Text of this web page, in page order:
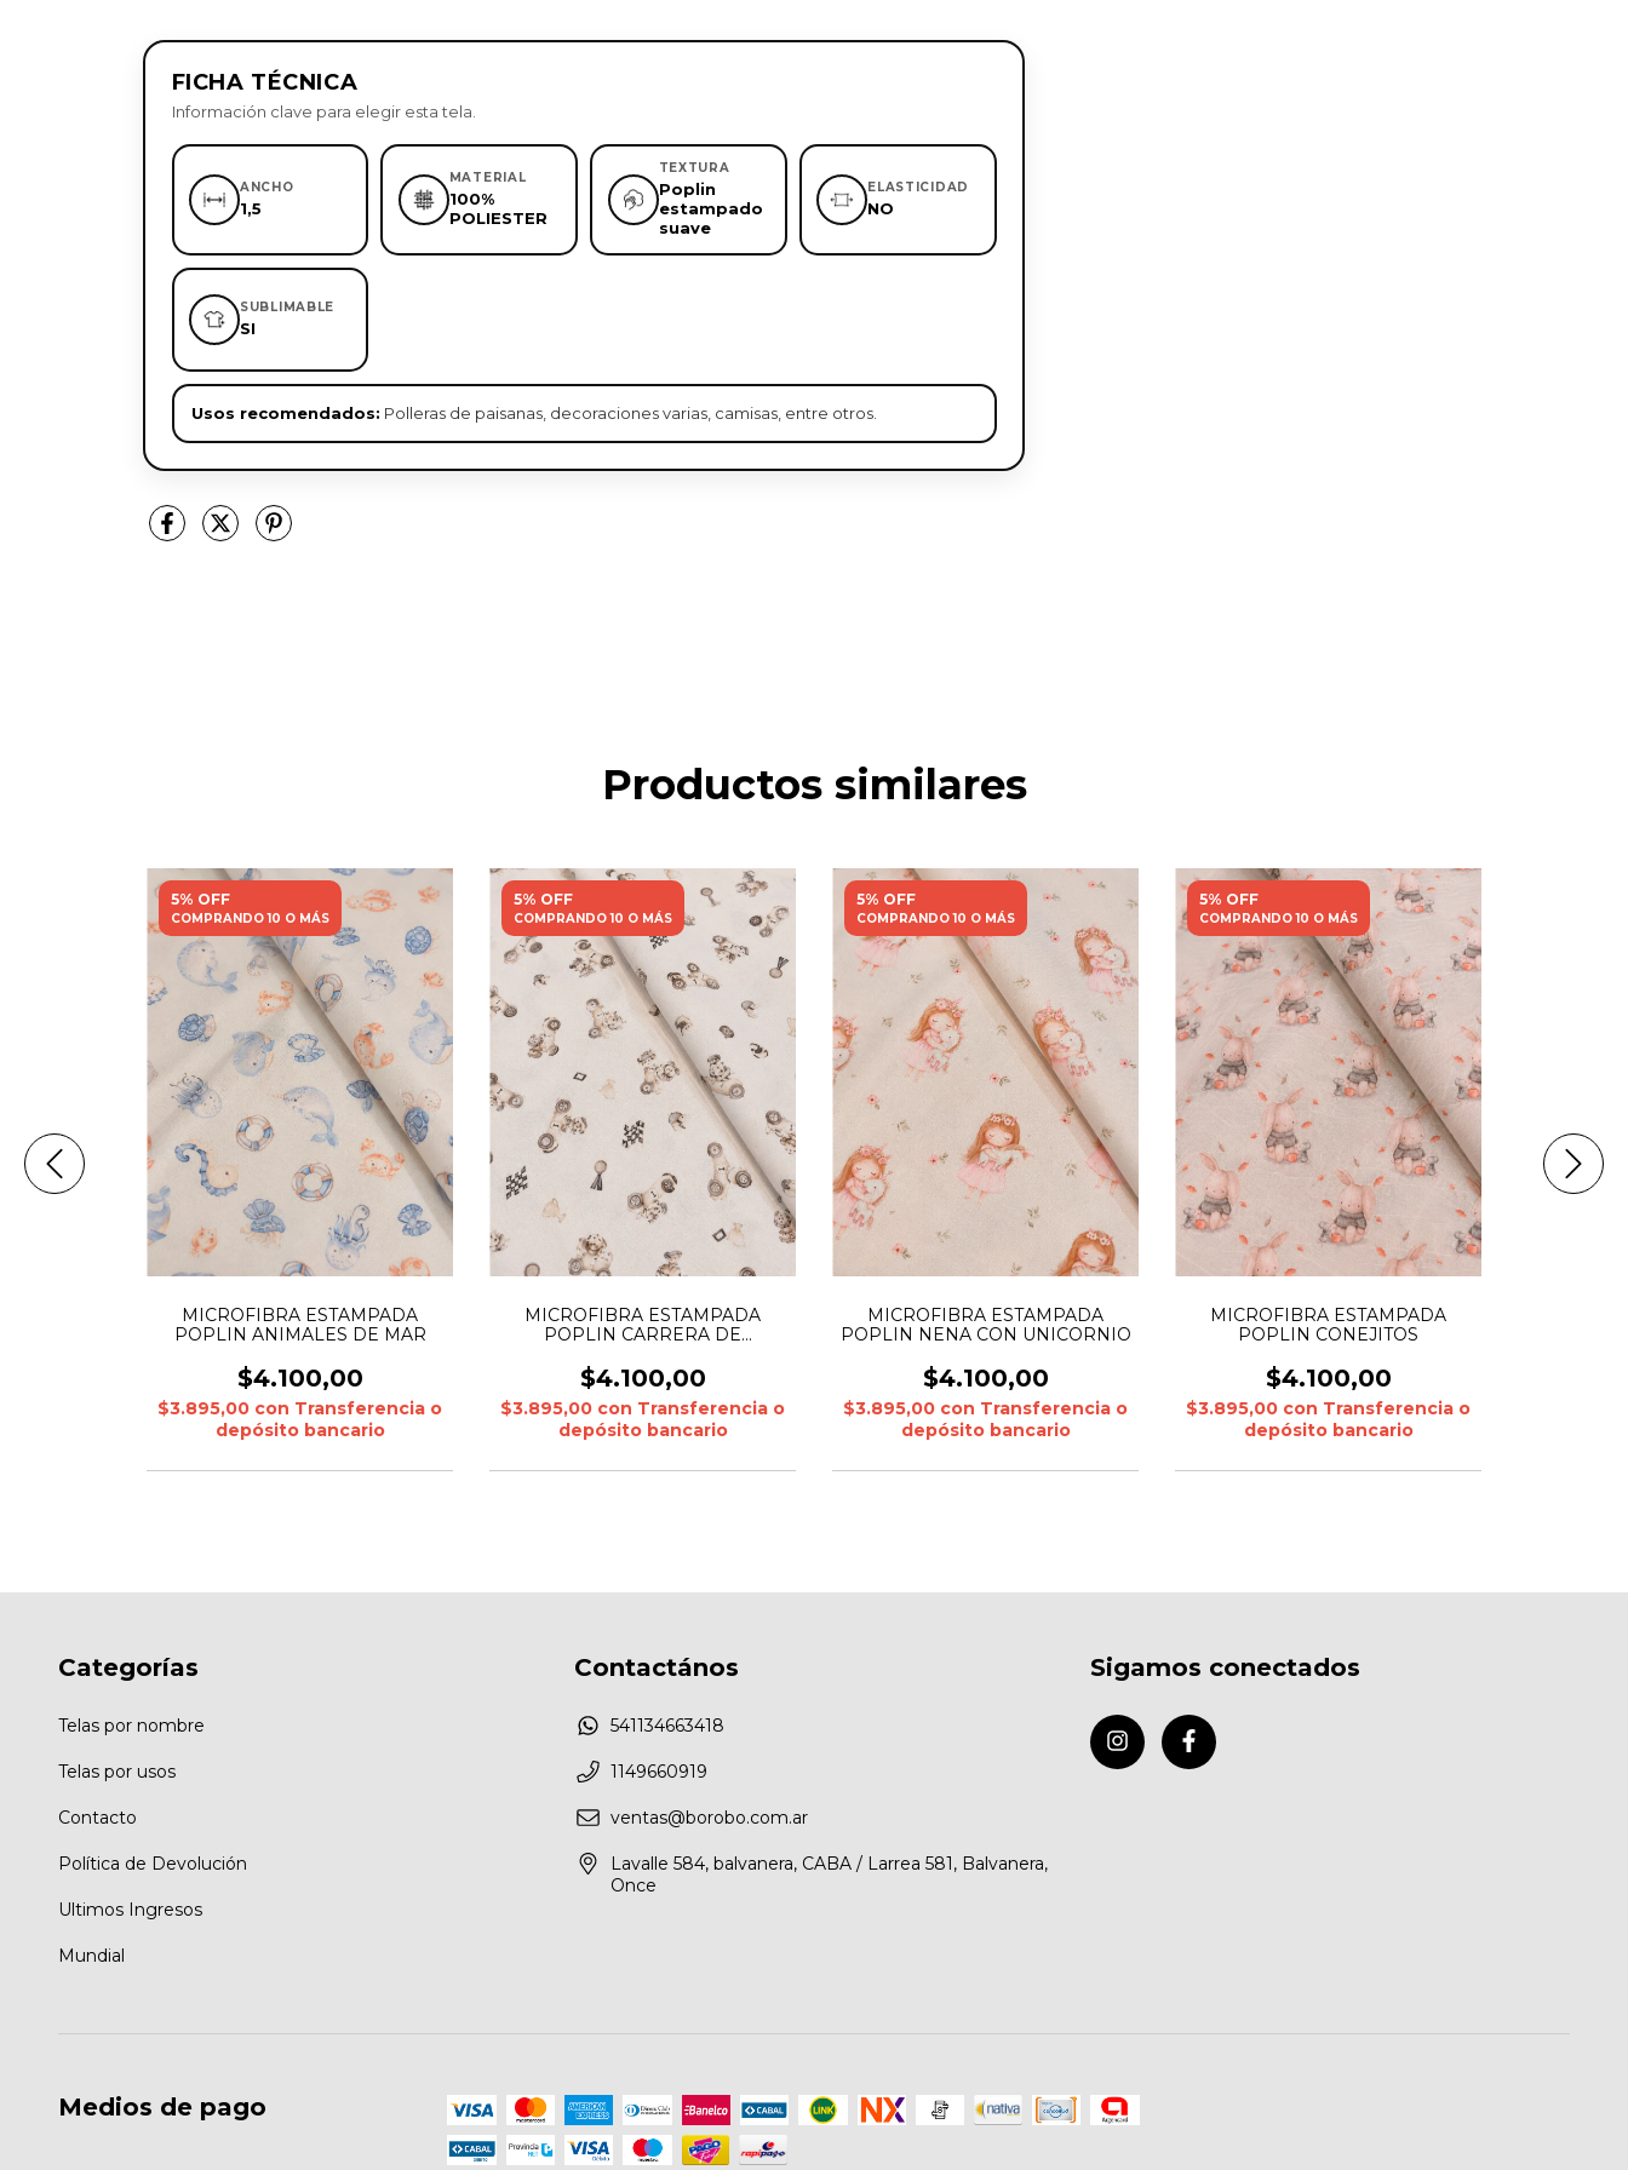
FICHA TÉCNICA
Información clave para elegir esta tela.
ANCHO
1,5
MATERIAL
100%
POLIESTER
TEXTURA
Poplin
estampado
suave
ELASTICIDAD
NO
SUBLIMABLE
SI
Usos recomendados: Polleras de paisanas, decoraciones varias, camisas, entre otros.
Productos similares
5% OFF
COMPRANDO 10 O MÁS
MICROFIBRA ESTAMPADA
POPLIN ANIMALES DE MAR
$4.100,00
$3.895,00 con Transferencia o
depósito bancario
5% OFF
COMPRANDO 10 O MÁS
MICROFIBRA ESTAMPADA
POPLIN CARRERA DE
$4.100,00
$3.895,00 con Transferencia o
depósito bancario
5% OFF
COMPRANDO 10 O MÁS
MICROFIBRA ESTAMPADA
POPLIN NENA CON UNICORNIO
$4.100,00
$3.895,00 con Transferencia o
depósito bancario
5% OFF
COMPRANDO 10 O MÁS
MICROFIBRA ESTAMPADA
POPLIN CONEJITOS
$4.100,00
$3.895,00 con Transferencia o
depósito bancario
Categorías
Telas por nombre
Telas por usos
Contacto
Política de Devolución
Ultimos Ingresos
Mundial
Contactános
541134663418
1149660919
ventas@borobo.com.ar
Lavalle 584, balvanera, CABA / Larrea 581, Balvanera,
Once
Sigamos conectados
Medios de pago